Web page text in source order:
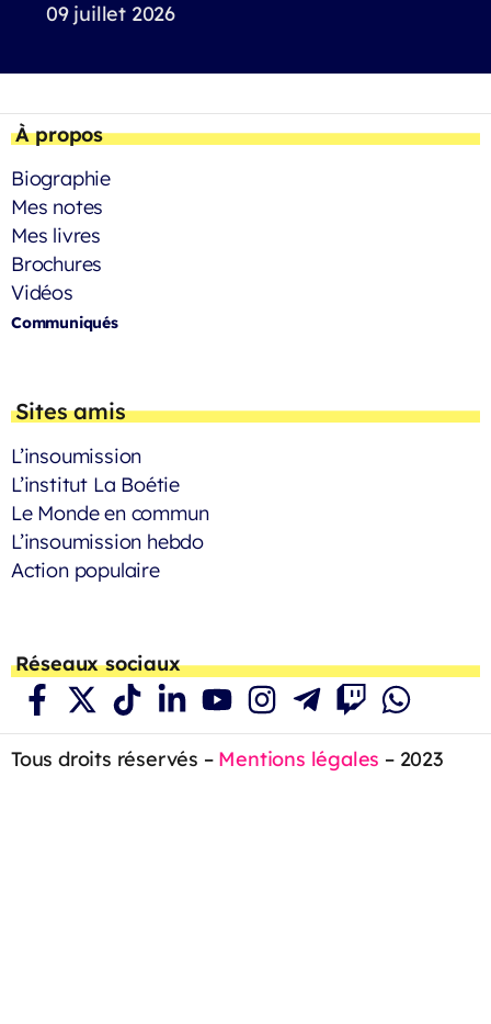
09 juillet 2026
À propos
Biographie
Mes notes
Mes livres
Brochures
Vidéos
Communiqués
Sites amis
L’insoumission
L’institut La Boétie
Le Monde en commun
L’insoumission hebdo
Action populaire
Réseaux sociaux
Tous droits réservés – Mentions légales – 2023